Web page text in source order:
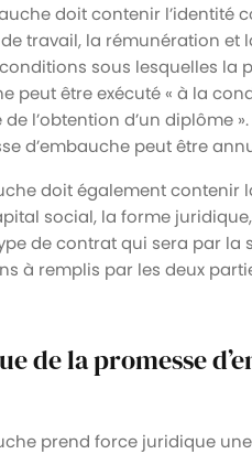
doit contenir l’identité
travail, la rémunération
sous lesquelles la
peut être exécuté « à la
l’obtention d’un diplôme
d’embauche peut être
doit également
social, la forme
de contrat qui sera par
à remplis par les deux
de la promesse
prend force juridique